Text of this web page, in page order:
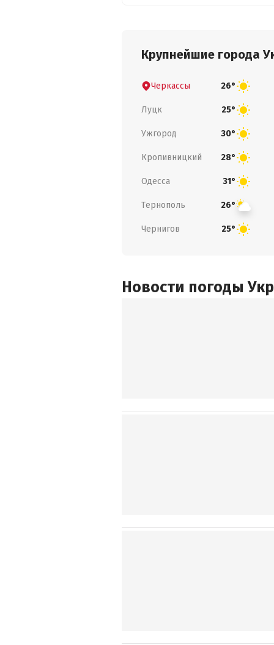
Крупнейшие города
Черкассы 26°
Луцк 25°
Ужгород 30°
Кропивницкий 28°
Одесса 31°
Тернополь 26°
Чернигов 25°
Новости погоды